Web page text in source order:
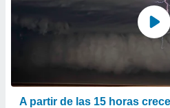
A partir de las 15 horas